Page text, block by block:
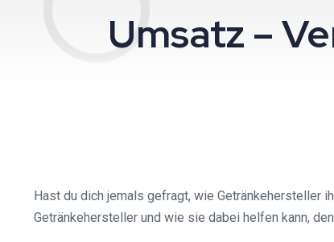
Umsatz –
Hast du dich jemals gefragt, wie Getränkehersteller
Getränkehersteller und wie sie dabei helfen kann,